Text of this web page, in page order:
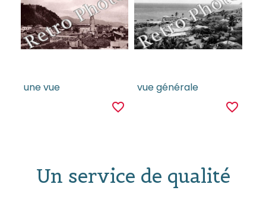
une vue
favorite_border
vue générale
favorite_border
Un service de qualité